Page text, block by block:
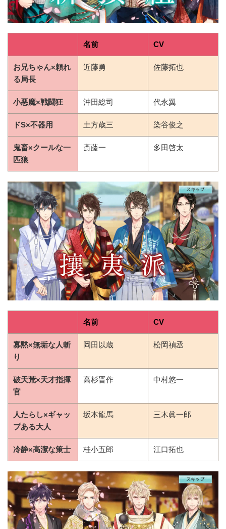
名前 CV
お兄ちゃん×頼れ
る局長
近藤勇 佐藤拓也
小悪魔×戦闘狂 沖田総司 代永翼
ドS×不器用 土方歳三 染谷俊之
鬼畜×クールな一
匹狼
斎藤一 多田啓太
名前 CV
寡黙×無垢な人斬
り
岡田以蔵 松岡禎丞
破天荒×天才指揮
官
高杉晋作 中村悠一
人たらし×ギャッ
プある大人
坂本龍馬 三木眞一郎
冷静×高潔な策士 桂小五郎 江口拓也